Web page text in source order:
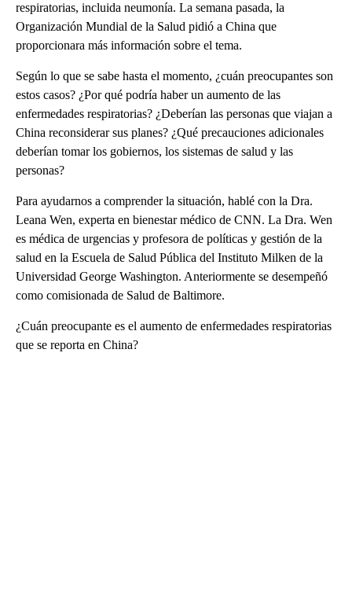
respiratorias, incluida neumonía. La semana pasada, la
Organización Mundial de la Salud pidió a China que
proporcionara más información sobre el tema.
Según lo que se sabe hasta el momento, ¿cuán preocupantes son
estos casos? ¿Por qué podría haber un aumento de las
enfermedades respiratorias? ¿Deberían las personas que viajan a
China reconsiderar sus planes? ¿Qué precauciones adicionales
deberían tomar los gobiernos, los sistemas de salud y las
personas?
Para ayudarnos a comprender la situación, hablé con la Dra.
Leana Wen, experta en bienestar médico de CNN. La Dra. Wen
es médica de urgencias y profesora de políticas y gestión de la
salud en la Escuela de Salud Pública del Instituto Milken de la
Universidad George Washington. Anteriormente se desempeñó
como comisionada de Salud de Baltimore.
¿Cuán preocupante es el aumento de enfermedades respiratorias
que se reporta en China?